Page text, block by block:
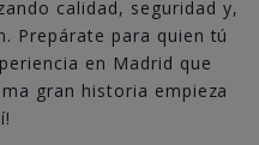
calidad, seguridad y,
Prepárate para quien tú
en Madrid que
gran historia empieza